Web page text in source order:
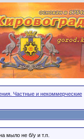
Частные и некоммерческие
мыло не б/у и т.п.